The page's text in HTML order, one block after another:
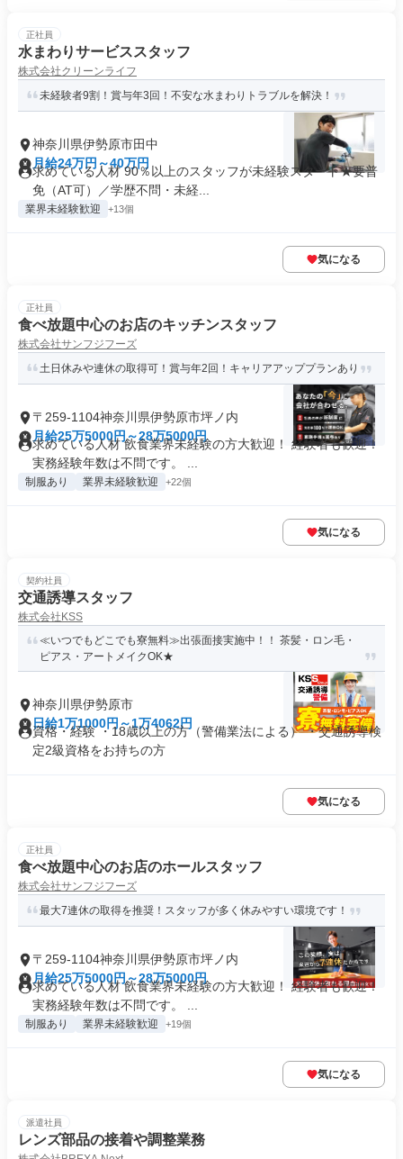
正社員
水まわりサービススタッフ
株式会社クリーンライフ
未経験者9割！賞与年3回！不安な水まわりトラブルを解決！
神奈川県伊勢原市田中
月給24万円～40万円
求めている人材 90％以上のスタッフが未経験スタート★要普
免（AT可）／学歴不問・未経...
業界未経験歓迎 +13個
気になる
正社員
食べ放題中心のお店のキッチンスタッフ
株式会社サンフジフーズ
土日休みや連休の取得可！賞与年2回！キャリアアッププランあり
〒259-1104神奈川県伊勢原市坪ノ内
月給25万5000円～28万5000円
求めている人材 飲食業界未経験の方大歓迎！ 経験者も歓迎！
実務経験年数は不問です。 ...
制服あり 業界未経験歓迎 +22個
気になる
契約社員
交通誘導スタッフ
株式会社KSS
≪いつでもどこでも寮無料≫出張面接実施中！！ 茶髪・ロン毛・
ピアス・アートメイクOK★
神奈川県伊勢原市
日給1万1000円～1万4062円
資格・経験 ・18歳以上の方（警備業法による） ・交通誘導検
定2級資格をお持ちの方
気になる
正社員
食べ放題中心のお店のホールスタッフ
株式会社サンフジフーズ
最大7連休の取得を推奨！スタッフが多く休みやすい環境です！
〒259-1104神奈川県伊勢原市坪ノ内
月給25万5000円～28万5000円
求めている人材 飲食業界未経験の方大歓迎！ 経験者も歓迎！
実務経験年数は不問です。 ...
制服あり 業界未経験歓迎 +19個
気になる
派遣社員
レンズ部品の接着や調整業務